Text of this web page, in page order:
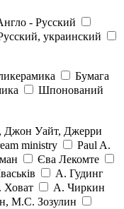
- Русский
украинский
Бумага
Шпонований
Джон Уайт, Джерри
ministry
Paul A.
Єва Лекомте
А. Гудинг
Ховат
А. Чиркин
М.С. Зозулин